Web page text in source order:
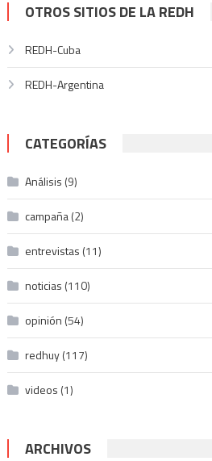
OTROS SITIOS DE LA REDH
REDH-Cuba
REDH-Argentina
CATEGORÍAS
Análisis (9)
campaña(2)
entrevistas (11)
noticias (110)
opinión (54)
redhuy(117)
videos (1)
ARCHIVOS